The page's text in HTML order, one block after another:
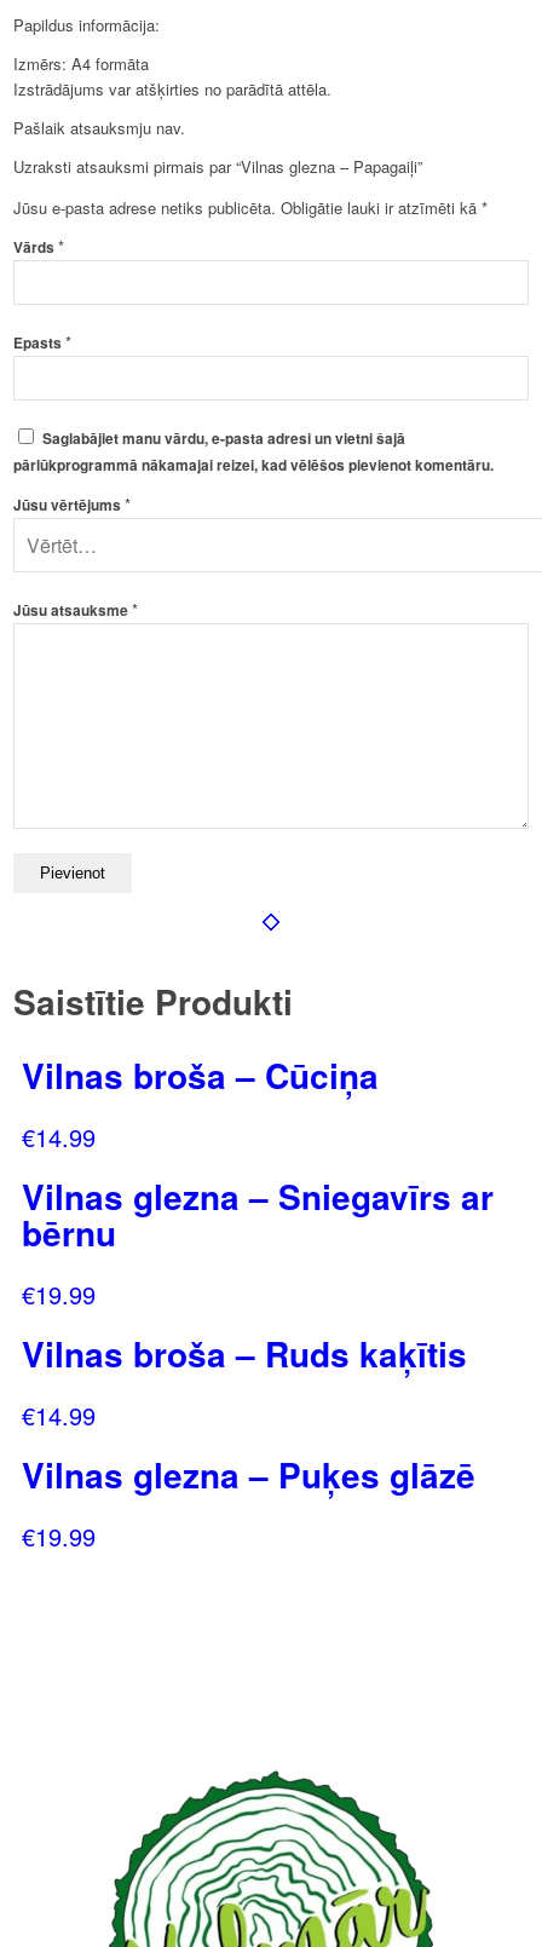
Papildus informācija:
Izmērs: A4 formāta
Izstrādājums var atšķirties no parādītā attēla.
Pašlaik atsauksmju nav.
Uzraksti atsauksmi pirmais par “Vilnas glezna – Papagaiļi”
Jūsu e-pasta adrese netiks publicēta. Obligātie lauki ir atzīmēti kā*
Vārds*
Epasts*
Saglabājiet manu vārdu, e-pasta adresi un vietni šajā
pārlūkprogrammā nākamajai reizei, kad vēlēšos pievienot komentāru.
Jūsu vērtējums*
Jūsu atsauksme*
Saistītie Produkti
Vilnas broša – Cūciņa
€14.99
Vilnas glezna – Sniegavīrs ar
bērnu
€19.99
Vilnas broša – Ruds kaķītis
€14.99
Vilnas glezna – Puķes glāzē
€19.99